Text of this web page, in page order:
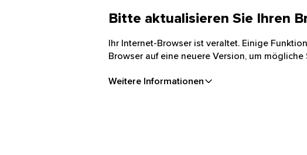
Bitte aktualisieren Sie Ihren
Ihr Internet-Browser ist veraltet. Einige
Browser auf eine neuere Version, um
Weitere Informationen